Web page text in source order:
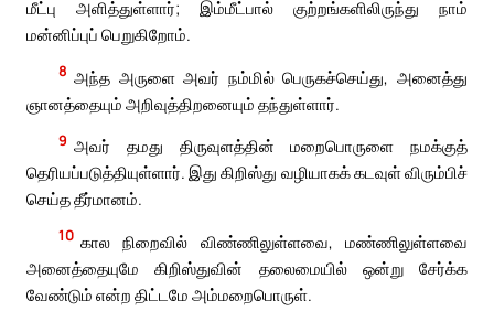
மீட்பு அளித்துள்ளார்; இம்மீட்பால் குற்றங்களிலிருந்து நாம்
மன்னிப்புப் பெறுகிறோம்.
8 அந்த அருளை அவர் நம்மில் பெருகச்செய்து, அனைத்து
ஞானத்தையும் அறிவுத்திறனையும் தந்துள்ளார்.
9 அவர் தமது திருவுளத்தின் மறைபொருளை நமக்குத்
தெரியப்படுத்தியுள்ளார். இது கிறிஸ்து வழியாகக் கடவுள் விரும்பிச்
செய்த தீர்மானம்.
10 கால நிறைவில் விண்ணிலுள்ளவை, மண்ணிலுள்ளவை
அனைத்தையுமே கிறிஸ்துவின் தலைமையில் ஒன்று சேர்க்க
வேண்டும் என்ற திட்டமே அம்மறைபொருள்.